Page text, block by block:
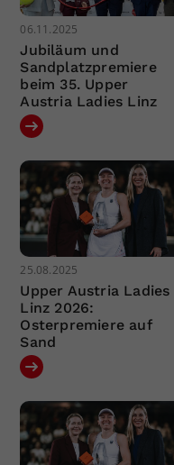
06.11.2025
Jubiläum und
Sandplatzpremiere
beim 35. Upper
Austria Ladies Linz
25.08.2025
Upper Austria Ladies
Linz 2026:
Osterpremiere auf
Sand